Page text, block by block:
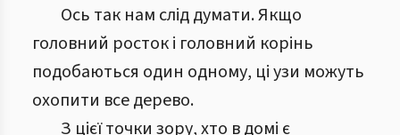
Ось так нам слід думати. Якщо
головний росток і головний корінь
подобаються один одному, ці узи можуть
охопити все дерево.
З цієї точки зору, хто в домі є